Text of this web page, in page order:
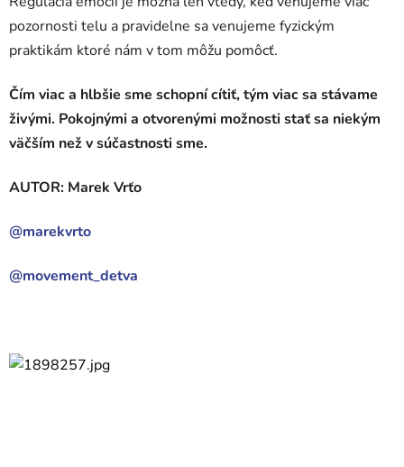
pozornosti telu a pravidelne sa venujeme fyzickým
praktikám ktoré nám v tom môžu pomôcť.
Čím viac a hlbšie sme schopní cítiť, tým viac sa stávame
živými. Pokojnými a otvorenými možnosti stať sa niekým
väčším než v súčastnosti sme.
AUTOR: Marek Vrťo
@marekvrto
@movement_detva